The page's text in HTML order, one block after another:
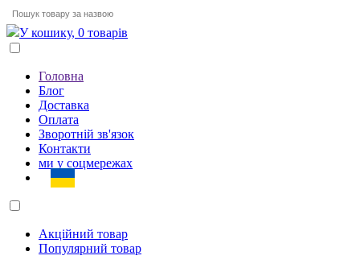
У кошику, 0 товарів
Головна
Блог
Доставка
Оплата
Зворотній зв'язок
Контакти
ми у соцмережах
Акційний товар
Популярний товар